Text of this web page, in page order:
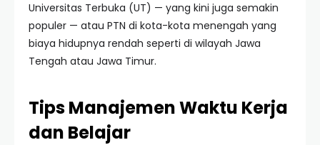
Universitas Terbuka (UT) — yang kini juga semakin
populer — atau PTN di kota-kota menengah yang
biaya hidupnya rendah seperti di wilayah Jawa
Tengah atau Jawa Timur.
Tips Manajemen Waktu Kerja
dan Belajar